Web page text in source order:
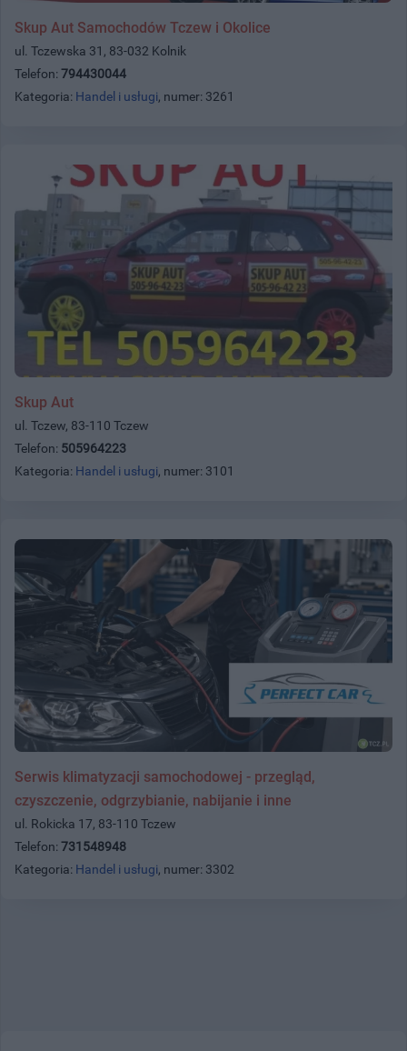
Skup Aut Samochodów Tczew i Okolice
ul. Tczewska 31, 83-032 Kolnik
Telefon: 794430044
Kategoria: Handel i usługi, numer: 3261
Skup Aut
ul. Tczew, 83-110 Tczew
Telefon: 505964223
Kategoria: Handel i usługi, numer: 3101
Serwis klimatyzacji samochodowej - przegląd,
czyszczenie, odgrzybianie, nabijanie i inne
ul. Rokicka 17, 83-110 Tczew
Telefon: 731548948
Kategoria: Handel i usługi, numer: 3302